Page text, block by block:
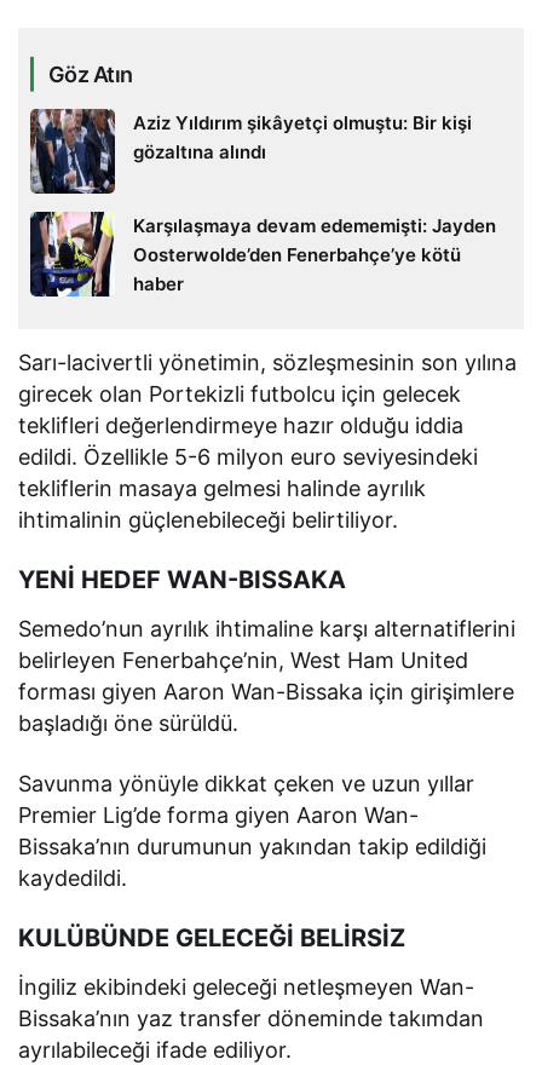
Göz Atın
Aziz Yıldırım şikâyetçi olmuştu: Bir kişi
gözaltına alındı
Karşılaşmaya devam edememişti: Jayden
Oosterwolde’den Fenerbahçe’ye kötü
haber
Sarı-lacivertli yönetimin, sözleşmesinin son yılına
girecek olan Portekizli futbolcu için gelecek
teklifleri değerlendirmeye hazır olduğu iddia
edildi. Özellikle 5-6 milyon euro seviyesindeki
tekliflerin masaya gelmesi halinde ayrılık
ihtimalinin güçlenebileceği belirtiliyor.
YENİ HEDEF WAN-BISSAKA
Semedo’nun ayrılık ihtimaline karşı alternatiflerini
belirleyen Fenerbahçe’nin, West Ham United
forması giyen Aaron Wan-Bissaka için girişimlere
başladığı öne sürüldü.
Savunma yönüyle dikkat çeken ve uzun yıllar
Premier Lig’de forma giyen Aaron Wan-
Bissaka’nın durumunun yakından takip edildiği
kaydedildi.
KULÜBÜNDE GELECEĞİ BELİRSİZ
İngiliz ekibindeki geleceği netleşmeyen Wan-
Bissaka’nın yaz transfer döneminde takımdan
ayrılabileceği ifade ediliyor.